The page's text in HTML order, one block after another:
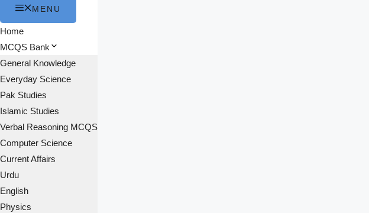
MENU
Home
MCQS Bank
General Knowledge
Everyday Science
Pak Studies
Islamic Studies
Verbal Reasoning MCQS
Computer Science
Current Affairs
Urdu
English
Physics